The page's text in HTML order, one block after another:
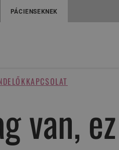
PÁCIENSEKNEK
KAPCSOLAT
van, ez